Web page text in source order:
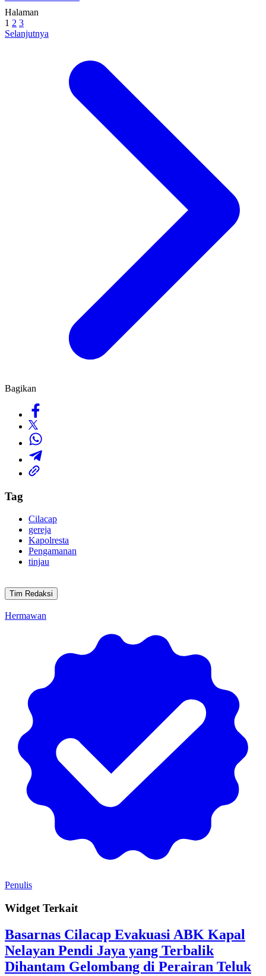
Halaman
1 2 3
Selanjutnya
Bagikan
Tag
Cilacap
gereja
Kapolresta
Pengamanan
tinjau
Tim Redaksi
Hermawan
Penulis
Widget Terkait
Basarnas Cilacap Evakuasi ABK Kapal
Nelayan Pendi Jaya yang Terbalik
Dihantam Gelombang di Perairan Teluk